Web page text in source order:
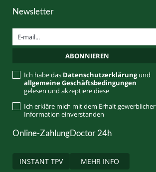
Newsletter
Ich habe das Datenschutzerklärungund
allgemeine Geschäftsbedingungen
gelesen und akzeptiere diese
Ich erkläre mich mit dem Erhalt gewerblicher
Information einverstanden
Online-Zahlung
INSTANT TPV
Doctor 24h
MEHR INFO